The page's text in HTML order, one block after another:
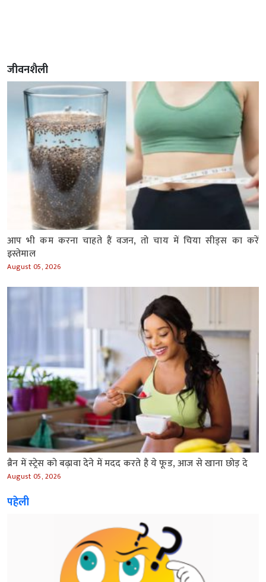
जीवनशैली
आप भी कम करना चाहते हैं वजन, तो चाय में चिया सीड्स का करें
इस्तेमाल
August 05, 2026
ब्रैन में स्‍ट्रेस को बढ़ावा देने में मदद करते है ये फूड, आज से खाना छोड़ दे
August 05, 2026
पहेली